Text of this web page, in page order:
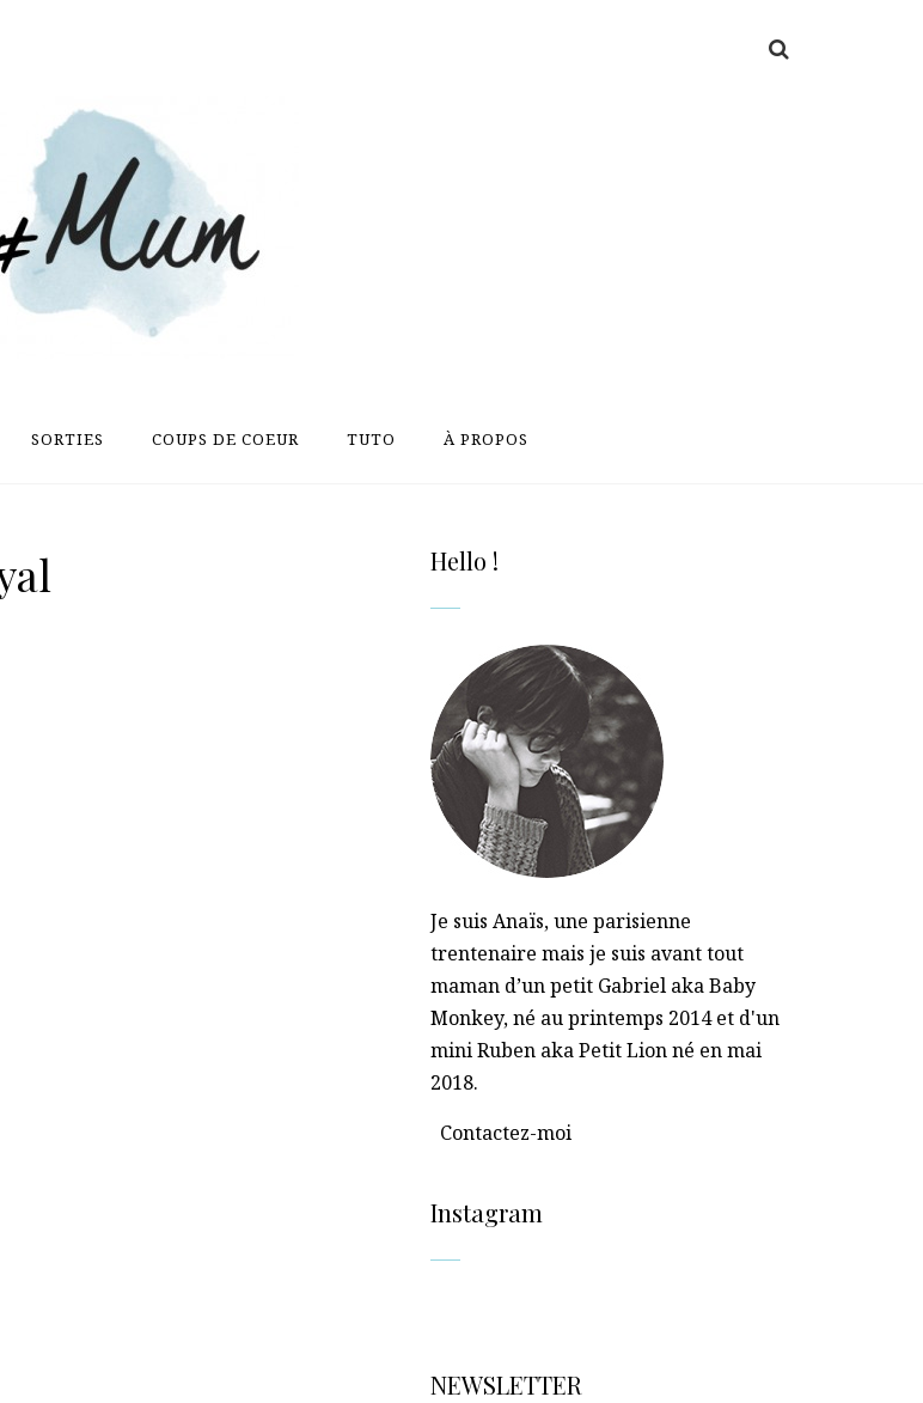
SORTIES COUPS DE COEUR TUTO À PROPOS
Hello !
Je suis Anaïs, une parisienne
trentenaire mais je suis avant tout
maman d’un petit Gabriel aka Baby
Monkey, né au printemps 2014 et d'un
mini Ruben aka Petit Lion né en mai
2018.
Contactez-moi
Instagram
NEWSLETTER